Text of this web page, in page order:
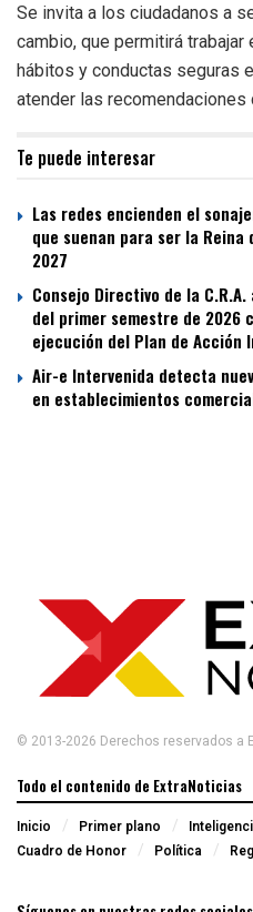
Se invita a los ciudadanos a
cambio, que permitirá
hábitos y conductas seguras
atender las recomendaciones
Te puede interesar
Las redes encienden el
que suenan para ser la
2027
Consejo Directivo de la
del primer semestre de 2026
ejecución del Plan de Acción
Air-e Intervenida detecta
en establecimientos
© 2013-2026 Derechos reservados a
Todo el contenido de ExtraNoticias
Inicio Primer plano
Cuadro de Honor
Política